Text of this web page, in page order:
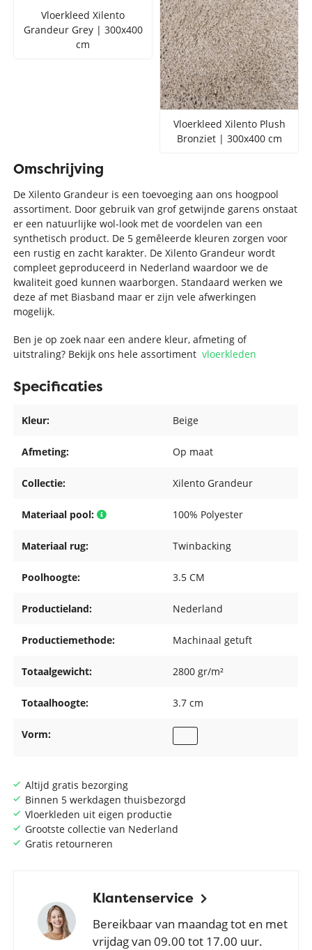
Vloerkleed Xilento
Grandeur Grey | 300x400
cm
Vloerkleed Xilento Plush
Bronziet | 300x400 cm
Altijd gratis bezorging
Binnen 5 werkdagen thuisbezorgd
Vloerkleden uit eigen productie
Grootste collectie van Nederland
Gratis retourneren
Klantenservice
Bereikbaar van maandag tot en met
vrijdag van 09.00 tot 17.00 uur.
Omschrijving
De Xilento Grandeur is een toevoeging aan ons hoogpool
assortiment. Door gebruik van grof getwijnde garens onstaat
er een natuurlijke wol-look met de voordelen van een
synthetisch product. De 5 gemêleerde kleuren zorgen voor
een rustig en zacht karakter. De Xilento Grandeur wordt
compleet geproduceerd in Nederland waardoor we de
kwaliteit goed kunnen waarborgen. Standaard werken we
deze af met Biasband maar er zijn vele afwerkingen
mogelijk.
Ben je op zoek naar een andere kleur, afmeting of
uitstraling? Bekijk ons hele assortimentvloerkleden
Specificaties
Kleur: Beige
Afmeting: Op maat
Collectie: Xilento Grandeur
Materiaal pool: 100% Polyester
Materiaal rug: Twinbacking
Poolhoogte: 3.5 CM
Productieland: Nederland
Productiemethode: Machinaal getuft
Totaalgewicht: 2800 gr/m²
Totaalhoogte: 3.7 cm
Vorm: